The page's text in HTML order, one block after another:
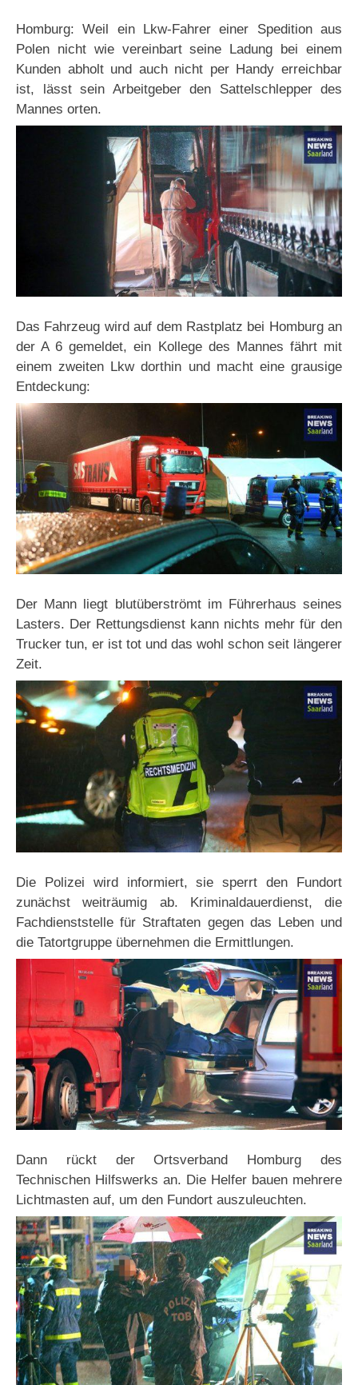
Homburg: Weil ein Lkw-Fahrer einer Spedition aus
Polen nicht wie vereinbart seine Ladung bei einem
Kunden abholt und auch nicht per Handy erreichbar
ist, lässt sein Arbeitgeber den Sattelschlepper des
Mannes orten.
Das Fahrzeug wird auf dem Rastplatz bei Homburg an
der A 6 gemeldet, ein Kollege des Mannes fährt mit
einem zweiten Lkw dorthin und macht eine grausige
Entdeckung:
Der Mann liegt blutüberströmt im Führerhaus seines
Lasters. Der Rettungsdienst kann nichts mehr für den
Trucker tun, er ist tot und das wohl schon seit längerer
Zeit.
Die Polizei wird informiert, sie sperrt den Fundort
zunächst weiträumig ab. Kriminaldauerdienst, die
Fachdienststelle für Straftaten gegen das Leben und
die Tatortgruppe übernehmen die Ermittlungen.
Dann rückt der Ortsverband Homburg des
Technischen Hilfswerks an. Die Helfer bauen mehrere
Lichtmasten auf, um den Fundort auszuleuchten.